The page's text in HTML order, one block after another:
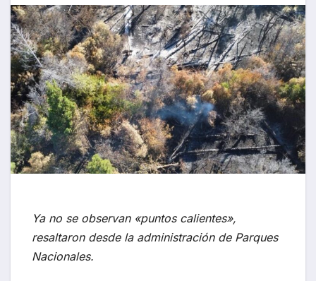
Ya no se observan «puntos calientes»,
resaltaron desde la administración de Parques
Nacionales.